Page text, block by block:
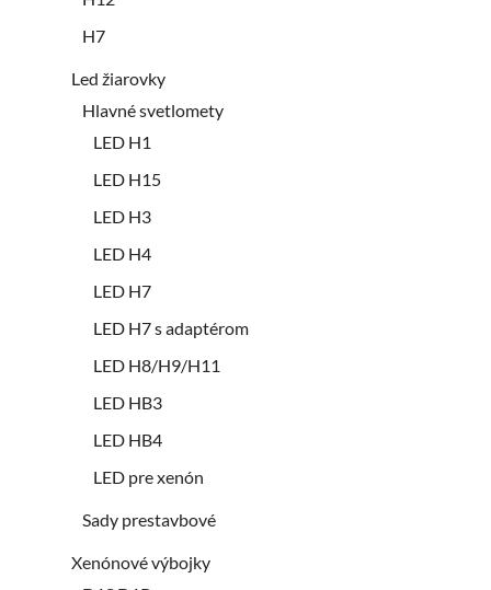
H7
Led žiarovky
Hlavné svetlomety
LED H1
LED H15
LED H3
LED H4
LED H7
LED H7 s adaptérom
LED H8/H9/H11
LED HB3
LED HB4
LED pre xenón
Sady prestavbové
Xenónové výbojky